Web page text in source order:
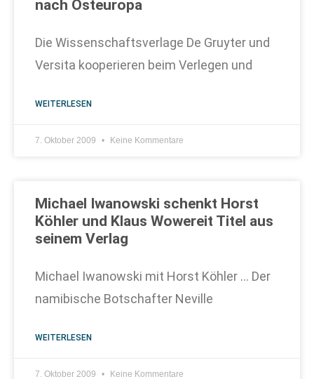
nach Osteuropa
Die Wissenschaftsverlage De Gruyter und
Versita kooperieren beim Verlegen und
WEITERLESEN
7. Oktober 2009 Keine Kommentare
Michael Iwanowski schenkt Horst
Köhler und Klaus Wowereit Titel aus
seinem Verlag
Michael Iwanowski mit Horst Köhler … Der
namibische Botschafter Neville
WEITERLESEN
7. Oktober 2009 Keine Kommentare